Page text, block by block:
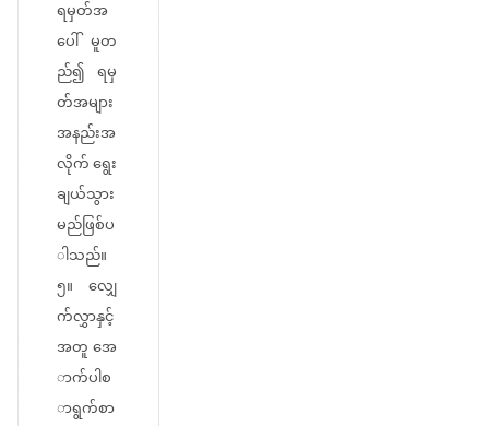
ရမှတ်အ
ပေါ် မူတ
ည်၍ ရမှ
တ်အများ
အနည်းအ
လိုက် ရွေး
ချယ်သွား
မည်ဖြစ်ပ
ါသည်။
၅။ လျှေ
က်လွှာနှင့်
အတူ အေ
ာက်ပါစ
ာရွက်စာ